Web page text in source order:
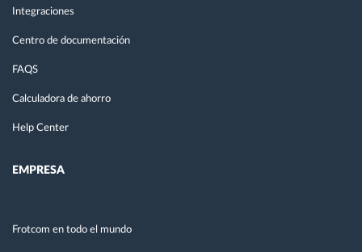
Integraciones
Centro de documentación
FAQS
Calculadora de ahorro
Help Center
EMPRESA
Frotcom en todo el mundo